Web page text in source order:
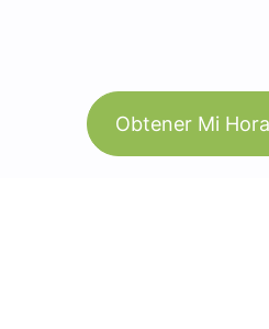
Obtener Mi